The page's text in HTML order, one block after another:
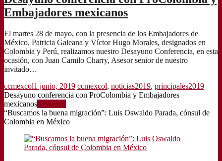
Embajadores mexicanos
El martes 28 de mayo, con la presencia de los Embajadores de
México, Patricia Galeana y Víctor Hugo Morales, designados en
Colombia y Perú, realizamos nuestro Desayuno Conferencia, en esta
ocasión, con Juan Camilo Charry, Asesor senior de nuestro
invitado…
ccmexcol1 junio, 2019 ccmexcol, noticias2019, principales2019
Desayuno conferencia con ProColombia y Embajadores
mexicanos
“Buscamos la buena migración”: Luis Oswaldo Parada, cónsul de
Colombia en México